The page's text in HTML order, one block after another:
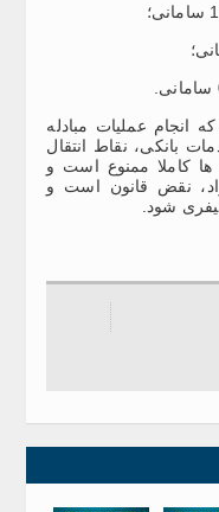
انجام عملیات مبادله
بانکی، نقاط انتقال
ها کاملا ممنوع است و
نقض قانون است و
شود.